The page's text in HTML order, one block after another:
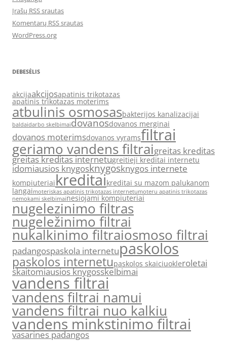
Įrašų RSS srautas
Komentarų RSS srautas
WordPress.org
DEBESĖLIS
akcijaakcijosapatinis trikotazas
apatinis trikotazas moterims
atbulinis osmosasbakterijos kanalizacijai
baldaidarbo skelbimaidovanosdovanos merginai
dovanos moterimsdovanos vyramsfiltrai
geriamo vandens filtraigreitas kreditas
greitas kreditas internetugreitieji kreditai internetu
idomiausios knygosknygosknygos internete
kompiuteriaikreditaikreditai su mazom palukanom
langaimoteriskas apatinis trikotazas internetumoteru apatinis trikotazas
nemokami skelbimainesiojami kompiuteriai
nugelezinimo filtras
nugeležinimo filtrai
nukalkinimo filtraiosmoso filtrai
padangospaskola internetupaskolos
paskolos internetupaskolos skaiciuokleroletai
skaitomiausios knygosskelbimai
vandens filtrai
vandens filtrai namui
vandens filtrai nuo kalkiu
vandens minkstinimo filtrai
vasarines padangos